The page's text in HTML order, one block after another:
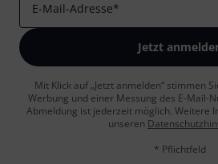
E-Mail-Adresse*
Jetzt
Mit Klick auf „Jetzt anmelden“ stimmen
Werbung und einer Messung des E-Mail-
Abmeldung ist jederzeit möglich. Weitere
unseren
* Pflichtfeld